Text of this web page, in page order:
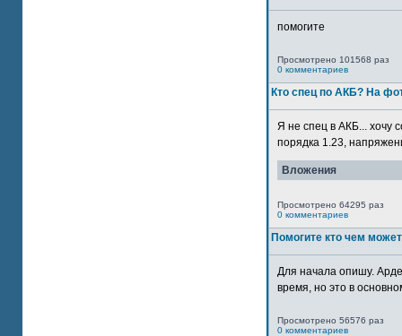
помогите
Просмотрено 101568 раз
0 комментариев
Кто спец по АКБ? На
Я не спец в АКБ... хочу
порядка 1.23,
Вложения
Просмотрено 64295 раз
0 комментариев
Помогите кто чем может
Для начала опишу.
время, но это в
Просмотрено 56576 раз
0 комментариев